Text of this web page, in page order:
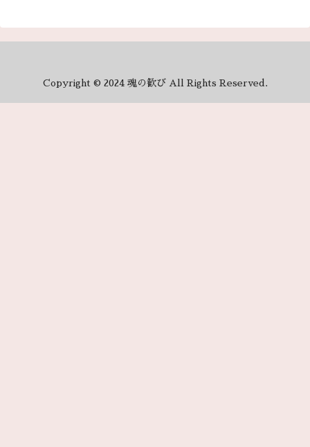
Copyright © 2024 魂の歓び All Rights Reserved.